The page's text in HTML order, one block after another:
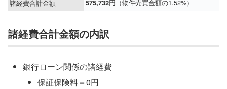
諸経費合計金額
575,732円 （物件売買金額の1.52%）
諸経費合計金額の内訳
銀行ローン関係の諸経費
保証保険料＝0円